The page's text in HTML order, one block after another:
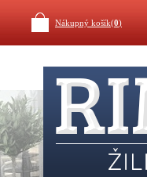
Nákupný košík(0)